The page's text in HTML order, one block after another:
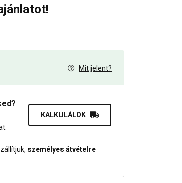
Mit jelent?
KALKULÁLOK
személyes átvételre